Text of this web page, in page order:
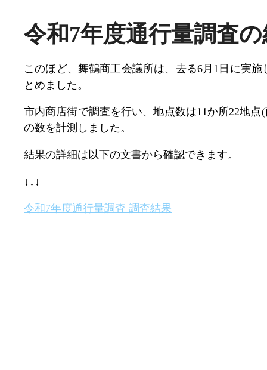
令和7年度通行量調査
このほど、舞鶴商工会議所は、去る6月1日に実
とめました。
市内商店街で調査を行い、地点数は11か所22地
の数を計測しました。
結果の詳細は以下の文書から確認できます。
↓↓↓
令和7年度通行量調査 調査結果